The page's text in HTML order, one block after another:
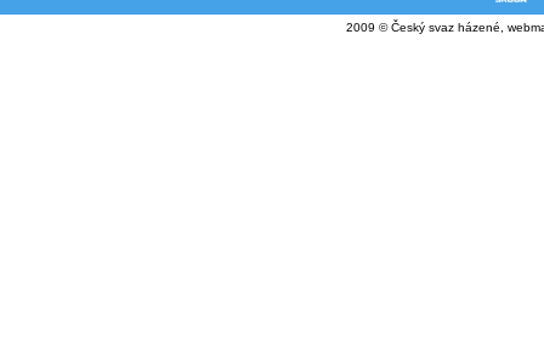
2009 © Český svaz házené,